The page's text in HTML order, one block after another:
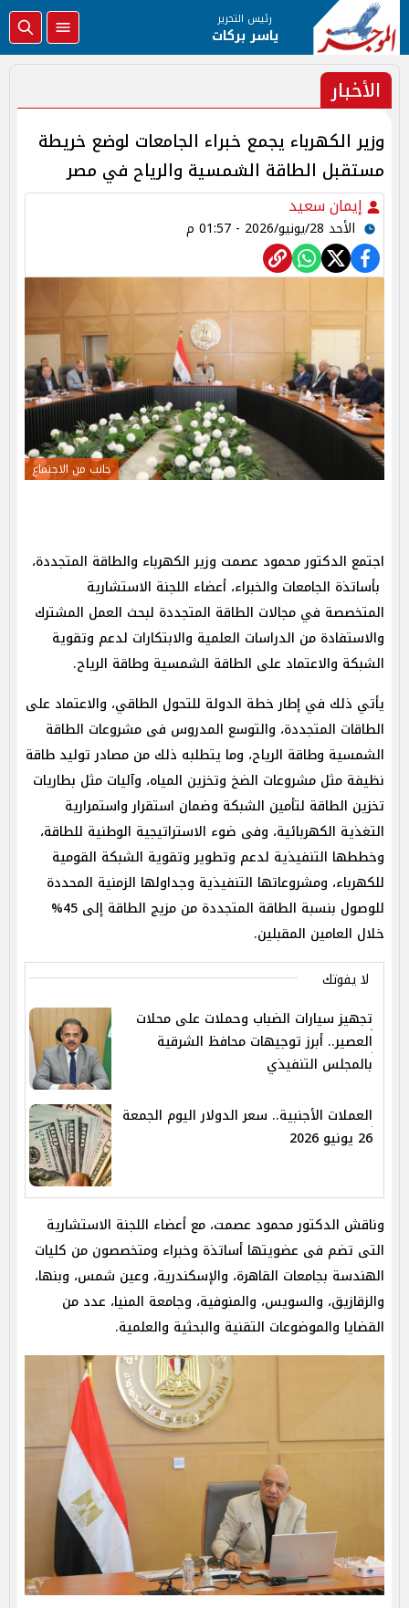
رئيس التحرير
ياسر بركات
الأخبار
وزير الكهرباء يجمع خبراء الجامعات لوضع خريطة
مستقبل الطاقة الشمسية والرياح في مصر
إيمان سعيد
الأحد 28/يونيو/2026 - 01:57 م
جانب من الاجتماع
اجتمع الدكتور محمود عصمت وزير الكهرباء والطاقة المتجددة،
بأساتذة الجامعات والخبراء، أعضاء اللجنة الاستشارية
المتخصصة في مجالات الطاقة المتجددة لبحث العمل المشترك
والاستفادة من الدراسات العلمية والابتكارات لدعم وتقوية
الشبكة والاعتماد على الطاقة الشمسية وطاقة الرياح.
يأتي ذلك في إطار خطة الدولة للتحول الطاقي، والاعتماد على
الطاقات المتجددة، والتوسع المدروس فى مشروعات الطاقة
الشمسية وطاقة الرياح، وما يتطلبه ذلك من مصادر توليد طاقة
نظيفة مثل مشروعات الضخ وتخزين المياه، وآليات مثل بطاريات
تخزين الطاقة لتأمين الشبكة وضمان استقرار واستمرارية
التغذية الكهربائية، وفى ضوء الاستراتيجية الوطنية للطاقة،
وخططها التنفيذية لدعم وتطوير وتقوية الشبكة القومية
للكهرباء، ومشروعاتها التنفيذية وجداولها الزمنية المحددة
للوصول بنسبة الطاقة المتجددة من مزيج الطاقة إلى 45%
خلال العامين المقبلين.
لا يفوتك
تجهيز سيارات الضباب وحملات على محلات
العصير.. أبرز توجيهات محافظ الشرقية
بالمجلس التنفيذي
العملات الأجنبية.. سعر الدولار اليوم الجمعة
26 يونيو 2026
وناقش الدكتور محمود عصمت، مع أعضاء اللجنة الاستشارية
التى تضم فى عضويتها أساتذة وخبراء ومتخصصون من كليات
الهندسة بجامعات القاهرة، والإسكندرية، وعين شمس، وبنها،
والزقازيق، والسويس، والمنوفية، وجامعة المنيا، عدد من
القضايا والموضوعات التقنية والبحثية والعلمية.